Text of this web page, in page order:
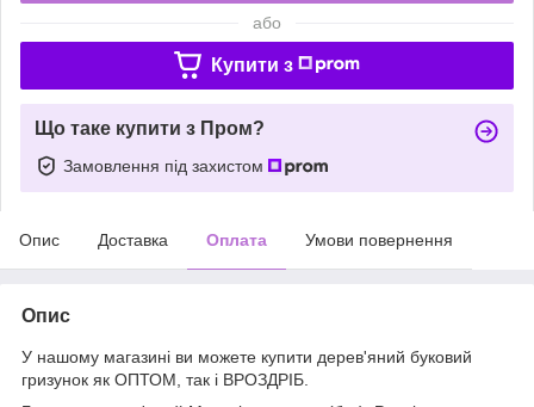
або
Купити з
Що таке купити з Пром?
Замовлення під захистом
Опис Доставка Оплата Умови повернення
Опис
У нашому магазині ви можете купити дерев'яний буковий
гризунок як ОПТОМ, так і ВРОЗДРІБ.